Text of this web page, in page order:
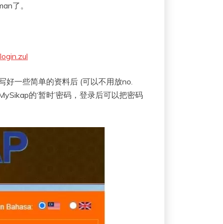
了。
好一些简单的资料后 (可以不用放no.
的‘暂时’密码，登录后可以把密码